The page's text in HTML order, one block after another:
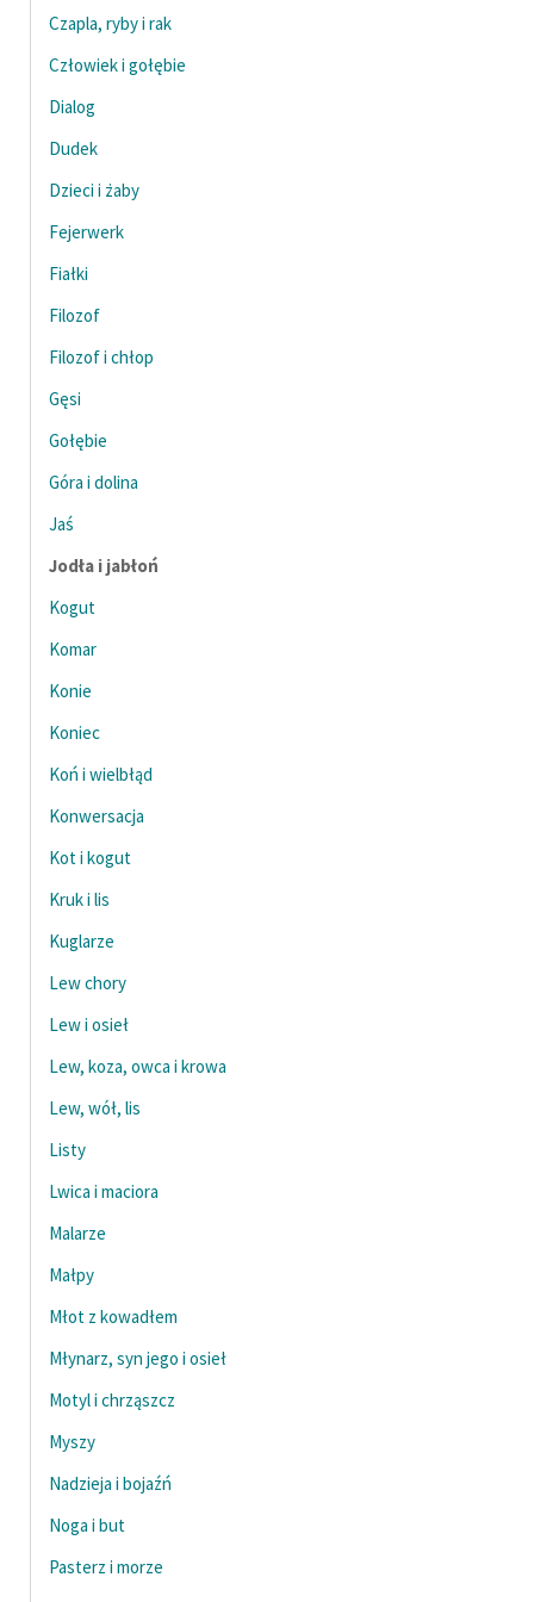
feministycznej
Ręce pełne poezji
Kolekcje edukacyjne
twórców przechodzących
lektur szkolnych oraz
Starego Testamentu
Odkurzamy bohaterów
Szkoła Poezji Wolnych
Lektur
O nas
Kontakt
Zespół
Zasady wykorzystania
Materiały promocyjne
Polityka prywatności
Regulamin biblioteki
Dane fundacji i
sprawozdania finansowe
Regulamin darowizn
Informacja o treściach
wrażliwych
Deklaracja dostępności
Czapla, ryby i rak
Człowiek i gołębie
Dialog
Dudek
Dzieci i żaby
Fejerwerk
Fiałki
Filozof
Filozof i chłop
Gęsi
Gołębie
Góra i dolina
Jaś
Jodła i jabłoń
Kogut
Komar
Konie
Koniec
Koń i wielbłąd
Konwersacja
Kot i kogut
Kruk i lis
Kuglarze
Lew chory
Lew i osieł
Lew, koza, owca i krowa
Lew, wół, lis
Listy
Lwica i maciora
Malarze
Małpy
Młot z kowadłem
Młynarz, syn jego i osieł
Motyl i chrząszcz
Myszy
Nadzieja i bojaźń
Noga i but
Pasterz i morze